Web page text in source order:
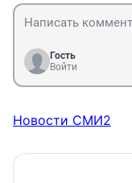
Гость
Войти
Новости СМИ2